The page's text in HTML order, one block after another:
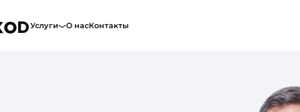
Услуги О насКонтакты